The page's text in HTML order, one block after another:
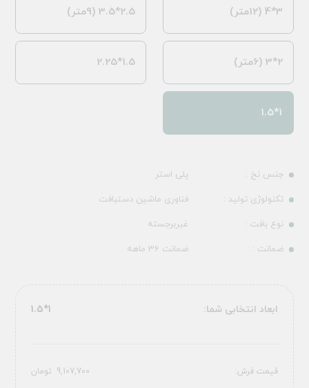
جنس نخ :
پلی استر
تکنولوژی تولید :
فناوری ماشین دستبافت
نوع بافت :
غیربرجسته
ضمانت :
ضمانت 36 ماهه
3*4 (12متر) 2.5*3.5 (9متر)
2*3 (6متر) 1.5*2.25
1*1.5
ابعاد انتخابی شما: 1*1.5
قیمت فرش: 9,107,700 تومان